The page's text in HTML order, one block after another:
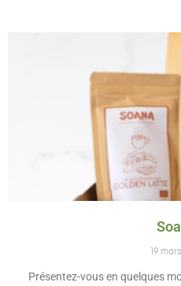
19
Présentez-vous en quelques